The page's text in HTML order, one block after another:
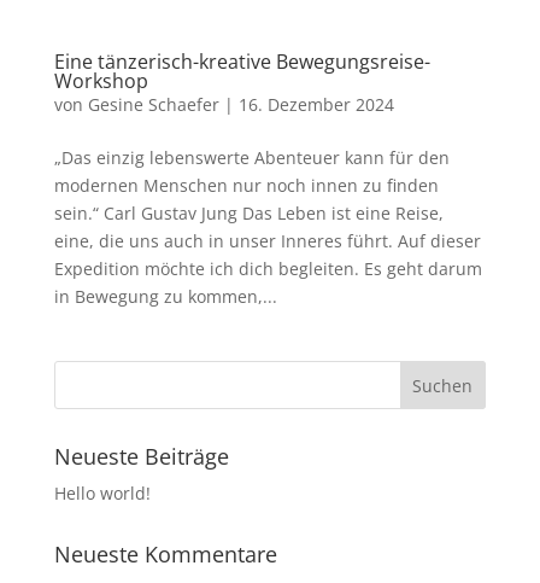
Eine tänzerisch-kreative Bewegungsreise-
Workshop
von Gesine Schaefer| 16. Dezember 2024
„Das einzig lebenswerte Abenteuer kann für den
modernen Menschen nur noch innen zu finden
sein.“ Carl Gustav Jung Das Leben ist eine Reise,
eine, die uns auch in unser Inneres führt. Auf dieser
Expedition möchte ich dich begleiten. Es geht darum
in Bewegung zu kommen,...
Neueste Beiträge
Hello world!
Neueste Kommentare